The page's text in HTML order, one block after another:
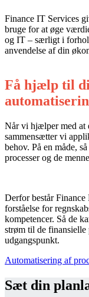
Finance IT Services
bruge for at øge
og IT – særligt i
anvendelse af din
Få hjælp til
Når vi hjælper med at
sammensætter vi
behov. På en måde,
processer og de
Derfor består Finance
forståelse for
kompetencer. Så de
strøm til de
udgangspunkt.
Automatisering af
Sæt din